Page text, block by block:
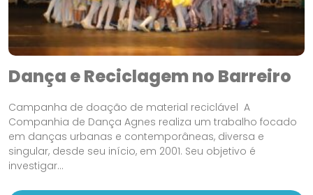
Dança e Reciclagem no Barreiro
Campanha de doação de material reciclável A
Companhia de Dança Agnes realiza um trabalho focado
em danças urbanas e contemporâneas, diversa e
singular, desde seu início, em 2001. Seu objetivo é
investigar...